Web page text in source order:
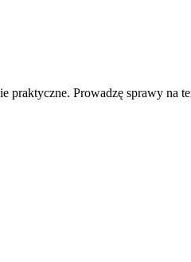
Prowadzę sprawy na